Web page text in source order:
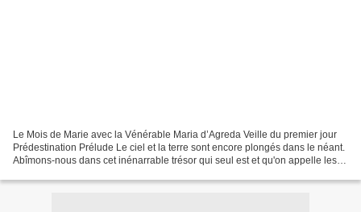
Le Mois de Marie avec la Vénérable Maria d’Agreda Veille du premier jour
Prédestination Prélude Le ciel et la terre sont encore plongés dans le néant.
Abîmons-nous dans cet inénarrable trésor qui seul est et qu'on appelle les